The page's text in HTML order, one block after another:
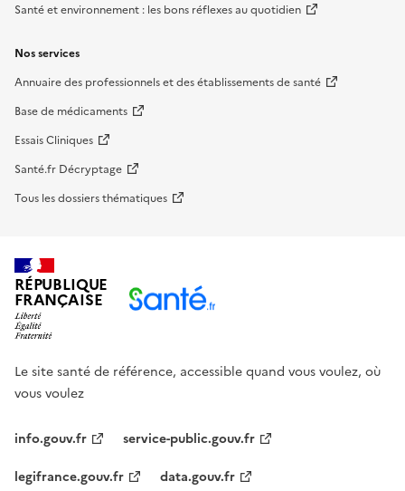
Santé et environnement : les bons réflexes au quotidien
Nos services
Annuaire des professionnels et des établissements de santé
Base de médicaments
Essais Cliniques
Santé.fr Décryptage
Tous les dossiers thématiques
RÉPUBLIQUE
FRANÇAISE
Le site santé de référence, accessible quand vous voulez, où
vous voulez
info.gouv.fr
service-public.gouv.fr
legifrance.gouv.fr
data.gouv.fr